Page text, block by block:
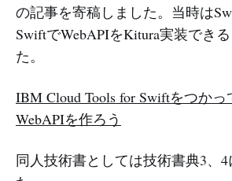
の記事を寄稿しました。当時は
SwiftでWebAPIをKitura実装でき
た。
IBM Cloud Tools for Swiftをつか
WebAPIを作ろう
同人技術書としては技術書典3、